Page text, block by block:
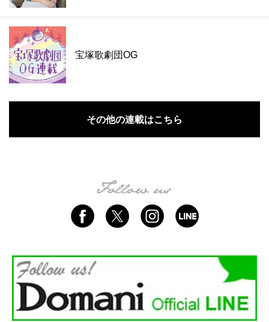
宝塚歌劇団OG
その他の連載はこちら